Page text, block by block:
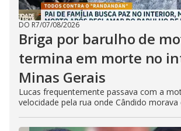
DO R7/07/08/2026
Briga por barulho de
termina em morte no
Minas Gerais
Lucas frequentemente passava com a
velocidade pela rua onde Cândido